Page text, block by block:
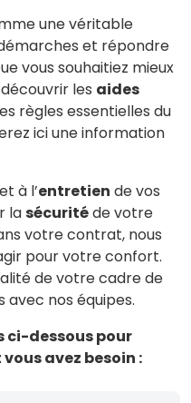
une véritable
et répondre
vous souhaitiez mieux
les aides
règles essentielles du
ici une information
à l’entretien de vos
lasécuritéde votre
votre contrat, nous
pour votre confort.
de votre cadre de
avec nos équipes.
ci-dessous pour
avez besoin :